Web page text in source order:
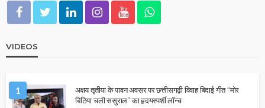
VIDEOS
1
अक्षय तृतीया के पावन अवसर पर छत्तीसगढ़ी विवाह बिदाई गीत “मोर
बिटिया चली ससुराल” का हृदयस्पर्शी लॉन्च